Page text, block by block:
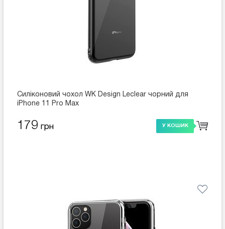
Силіконовий чохол WK Design Leclear чорний для
iPhone 11 Pro Max
179 грн У КОШИК